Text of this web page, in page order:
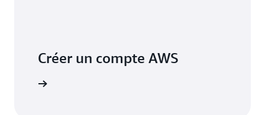
Créer un compte AWS